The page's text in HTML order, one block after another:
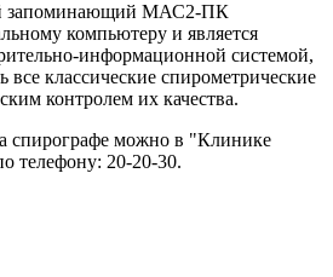
запоминающий МАС2-ПК
компьютеру и является
информационной системой,
классические спирометрические
контролем их качества.
спирографе можно в "Клинике
телефону: 20-20-30.